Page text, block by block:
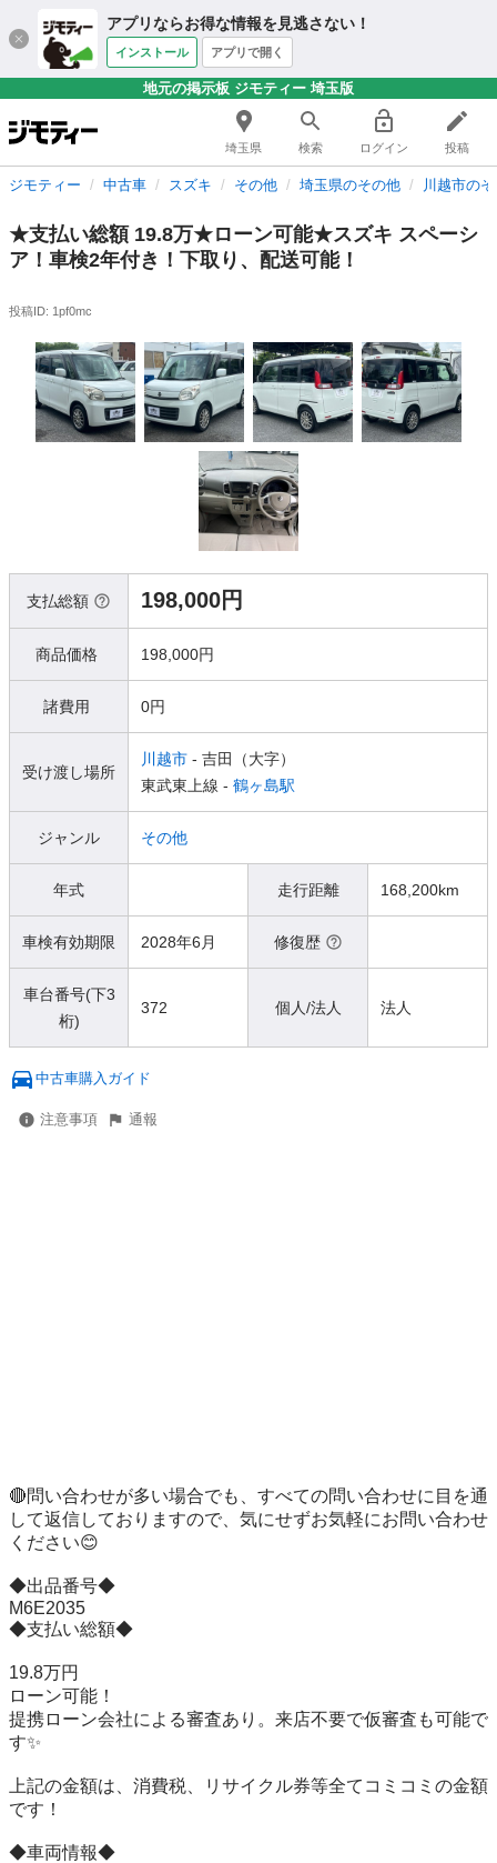
アプリならお得な情報を見逃さない！
インストール アプリで開く
地元の掲示板 ジモティー 埼玉版
埼玉県 検索 ログイン 投稿
ジモティー 中古車 スズキ その他 埼玉県のその他 川越市の
★支払い総額 19.8万★ローン可能★スズキ スペーシ
ア！車検2年付き！下取り、配送可能！
投稿ID: 1pf0mc
支払総額 198,000円
商品価格 198,000円
諸費用 0円
受け渡し場所
川越市 - 吉田（大字）
東武東上線 - 鶴ヶ島駅
ジャンル その他
年式 走行距離 168,200km
車検有効期限 2028年6月 修復歴
車台番号(下3
桁)
372 個人/法人 法人
中古車購入ガイド
注意事項 通報
🔴問い合わせが多い場合でも、すべての問い合わせに目を通
して返信しておりますので、気にせずお気軽にお問い合わせ
ください😊
◆出品番号◆
M6E2035
◆支払い総額◆
19.8万円
ローン可能！
提携ローン会社による審査あり。来店不要で仮審査も可能で
す✨
上記の金額は、消費税、リサイクル券等全てコミコミの金額
です！
◆車両情報◆